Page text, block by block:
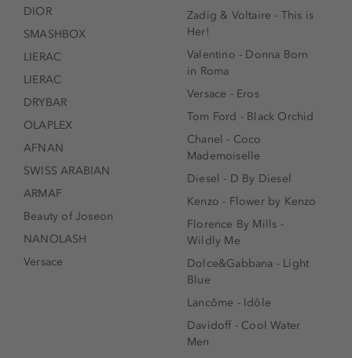
DIOR
SMASHBOX
LIERAC
LIERAC
DRYBAR
OLAPLEX
AFNAN
SWISS ARABIAN
ARMAF
Beauty of Joseon
NANOLASH
Versace
Zadig & Voltaire - This is
Her!
Valentino - Donna Born
in Roma
Versace - Eros
Tom Ford - Black Orchid
Chanel - Coco
Mademoiselle
Diesel - D By Diesel
Kenzo - Flower by Kenzo
Florence By Mills -
Wildly Me
Dolce&Gabbana - Light
Blue
Lancôme - Idôle
Davidoff - Cool Water
Men